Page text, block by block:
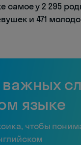
у 2 295
и 471
языке
чтобы